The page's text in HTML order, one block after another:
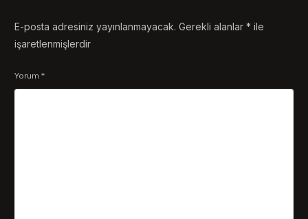
E-posta adresiniz yayınlanmayacak. Gerekli alanlar* ile
işaretlenmişlerdir
Yorum*